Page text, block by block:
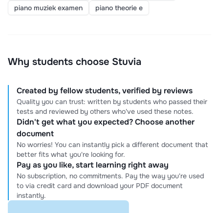
piano muziek examen
piano theorie e
Why students choose Stuvia
Created by fellow students, verified by reviews
Quality you can trust: written by students who passed their
tests and reviewed by others who've used these notes.
Didn't get what you expected? Choose another
document
No worries! You can instantly pick a different document that
better fits what you're looking for.
Pay as you like, start learning right away
No subscription, no commitments. Pay the way you're used
to via credit card and download your PDF document
instantly.